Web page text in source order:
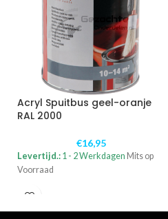
Acryl Spuitbus geel-oranje
RAL 2000
€16,95
Levertijd.: 1 - 2 Werkdagen Mits op
Voorraad